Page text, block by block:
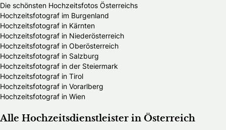
Die schönsten Hochzeitsfotos Österreichs
Hochzeitsfotograf im Burgenland
Hochzeitsfotograf in Kärnten
Hochzeitsfotograf in Niederösterreich
Hochzeitsfotograf in Oberösterreich
Hochzeitsfotograf in Salzburg
Hochzeitsfotograf in der Steiermark
Hochzeitsfotograf in Tirol
Hochzeitsfotograf in Vorarlberg
Hochzeitsfotograf in Wien
Alle Hochzeitsdienstleister in Österreich